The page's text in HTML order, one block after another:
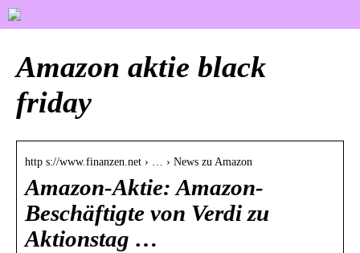
Amazon aktie black
friday
http s://www.finanzen.net › … › News zu Amazon
Amazon-Aktie: Amazon-
Beschäftigte von Verdi zu
Aktionstag …